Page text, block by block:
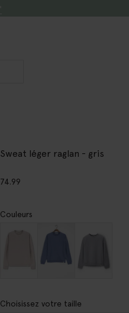
Sweat léger raglan - gris
74.99
Couleurs
Choisissez votre taille